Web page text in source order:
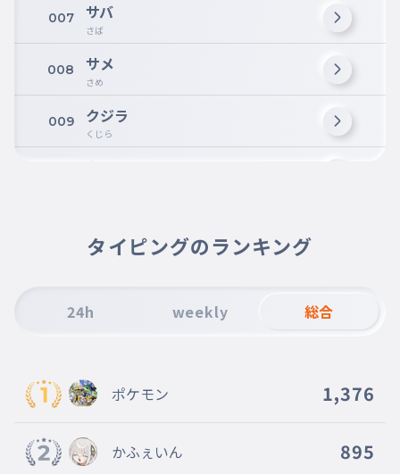
007 サバ
さば
008 サメ
さめ
009 クジラ
くじら
たい
ドジョウ
014
ふぐ
いるか
タイピングのランキング
24h weekly 総合
ポケモン 1,376
かふぇいん 895